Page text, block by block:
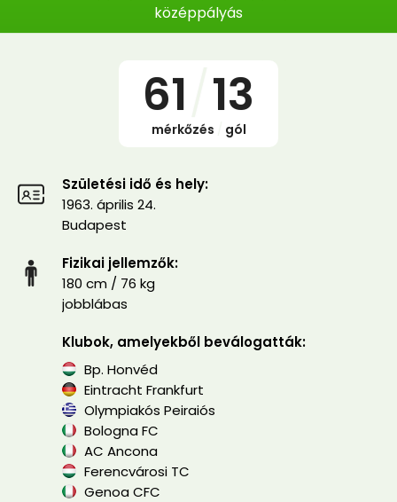
középpályás
61 13
mérkőzés gól
Születési idő és hely:
1963. április 24.
Budapest
Fizikai jellemzők:
180 cm / 76 kg
jobblábas
Klubok, amelyekből beválogatták:
Bp. Honvéd
Eintracht Frankfurt
Olympiakós Peiraiós
Bologna FC
AC Ancona
Ferencvárosi TC
Genoa CFC